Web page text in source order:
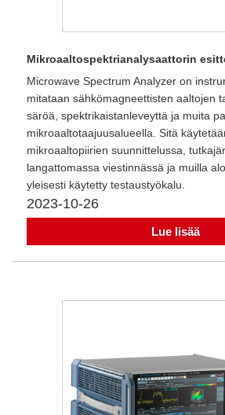
Mikroaaltospektrianalysaattorin
Microwave Spectrum Analyzer on
mitataan sähkömagneettisten aaltojen
säröä, spektrikaistanleveyttä ja muita
mikroaaltotaajuusalueella. Sitä
mikroaaltopiirien suunnittelussa,
langattomassa viestinnässä ja muilla
yleisesti käytetty testaustyökalu.
2023-10-26
Lue lisää